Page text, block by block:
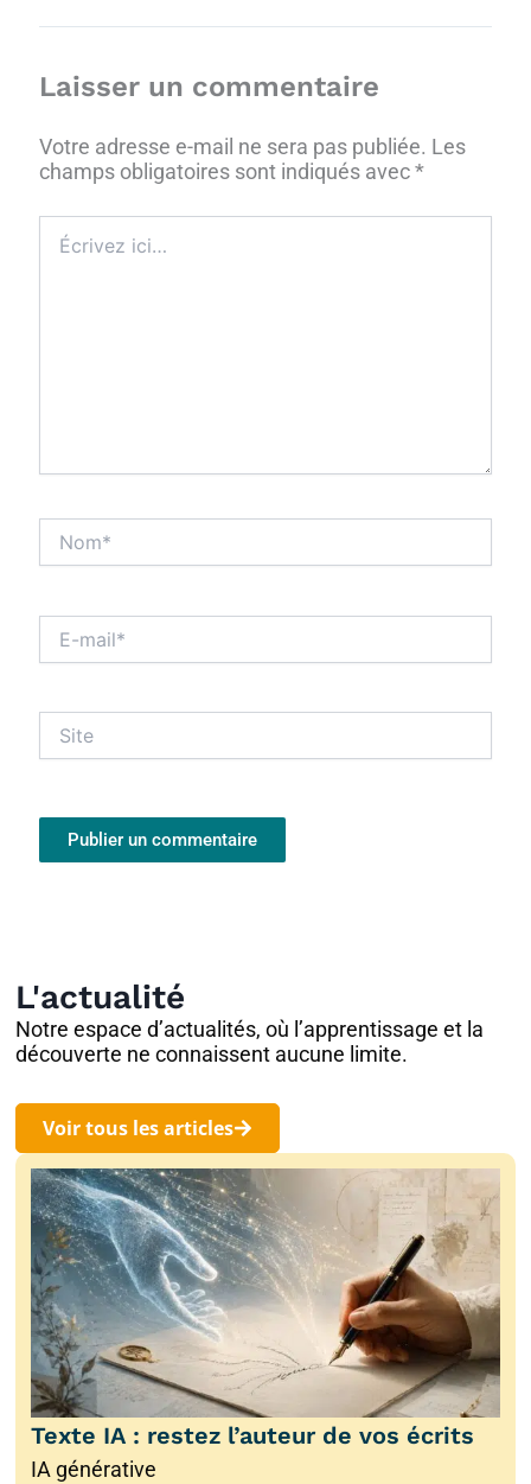
Laisser un commentaire
Votre adresse e-mail ne sera pas publiée. Les
champs obligatoires sont indiqués avec*
ici…
mail*
L'actualité
Notre espace d’actualités, où l’apprentissage et la
découverte ne connaissent aucune limite.
Voir tous les articles
Texte IA : restez l’auteur de vos écrits
IA générative